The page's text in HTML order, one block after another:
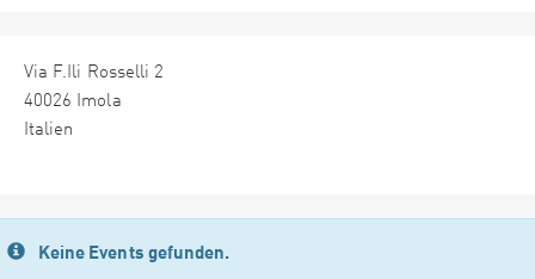
Via F.Ili Rosselli 2
40026 Imola
Italien
Keine Events gefunden.